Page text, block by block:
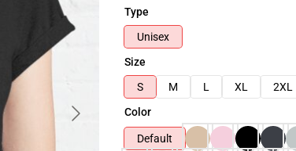
Type
Unisex
Size
S
M L XL 2XL
Color
Default